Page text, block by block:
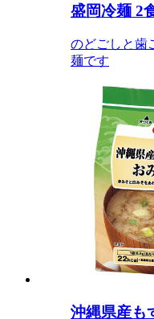
盛岡冷麺 2
のどごしと歯
麺です
沖縄県産